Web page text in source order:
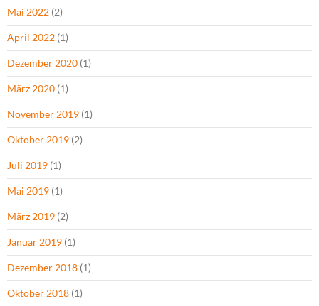
Mai 2022 (2)
April 2022 (1)
Dezember 2020 (1)
März 2020 (1)
November 2019 (1)
Oktober 2019 (2)
Juli 2019 (1)
Mai 2019 (1)
März 2019 (2)
Januar 2019 (1)
Dezember 2018 (1)
Oktober 2018 (1)